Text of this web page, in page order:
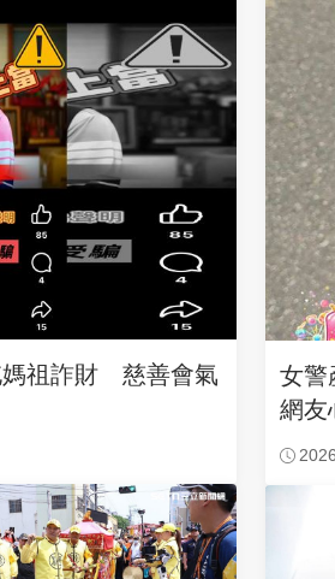
媽祖詐財 慈善會氣
女警
網友